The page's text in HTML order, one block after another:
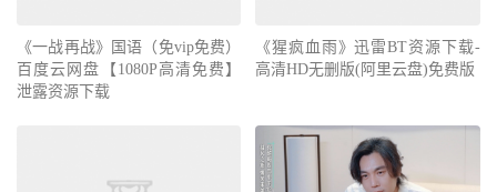
《一战再战》国语（免vip免费）
百度云网盘【1080P高清免费】
泄露资源下载
《猩疯血雨》迅雷BT资源下载-
高清HD无删版(阿里云盘)免费版